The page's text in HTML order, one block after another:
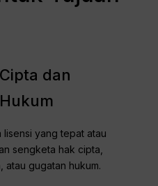
dan
lisensi yang tepat atau
sengketa hak cipta,
atau gugatan hukum.